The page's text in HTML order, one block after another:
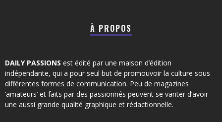
À PROPOS
DAILY PASSIONS est édité par une maison d’édition
indépendante, qui a pour seul but de promouvoir la culture sous
différentes formes de communication. Peu de magazines
‘amateurs’ et faits par des passionnés peuvent se vanter d’avoir
une aussi grande qualité graphique et rédactionnelle.